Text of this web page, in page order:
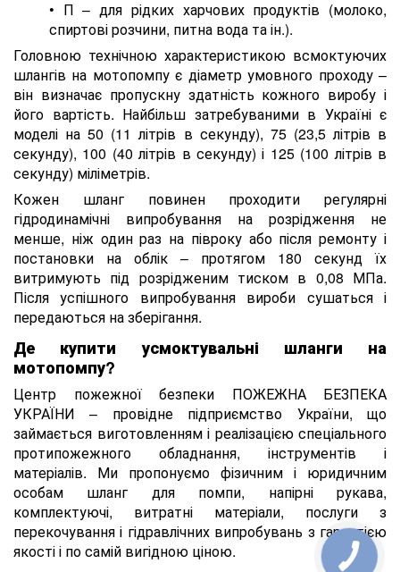
• П – для рідких харчових продуктів (молоко,
спиртові розчини, питна вода та ін.).
Головною технічною характеристикою всмоктуючих
шлангів на мотопомпу є діаметр умовного проходу –
він визначає пропускну здатність кожного виробу і
його вартість. Найбільш затребуваними в Україні є
моделі на 50 (11 літрів в секунду), 75 (23,5 літрів в
секунду), 100 (40 літрів в секунду) і 125 (100 літрів в
секунду) міліметрів.
Кожен шланг повинен проходити регулярні
гідродинамічні випробування на розрідження не
менше, ніж один раз на півроку або після ремонту і
постановки на облік – протягом 180 секунд їх
витримують під розрідженим тиском в 0,08 МПа.
Після успішного випробування вироби сушаться і
передаються на зберігання.
Де купити усмоктувальні шланги на
мотопомпу?
Центр пожежної безпеки ПОЖЕЖНА БЕЗПЕКА
УКРАЇНИ – провідне підприємство України, що
займається виготовленням і реалізацією спеціального
протипожежного обладнання, інструментів і
матеріалів. Ми пропонуємо фізичним і юридичним
особам шланг для помпи, напірні рукава,
комплектуючі, витратні матеріали, послуги з
перекочування і гідравлічних випробувань з гарантією
якості і по самій вигідною ціною.